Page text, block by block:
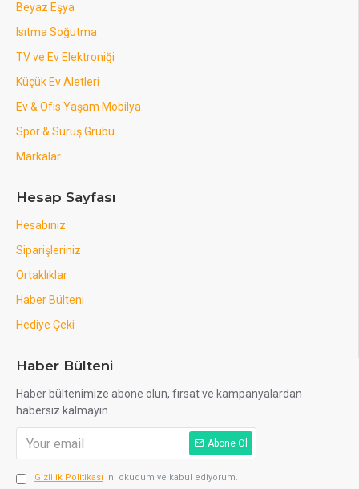
Beyaz Eşya
Isıtma Soğutma
TV ve Ev Elektroniği
Küçük Ev Aletleri
Ev & Ofis Yaşam Mobilya
Spor & Sürüş Grubu
Markalar
Hesap Sayfası
Hesabınız
Siparişleriniz
Ortaklıklar
Haber Bülteni
Hediye Çeki
Haber Bülteni
Haber bültenimize abone olun, fırsat ve kampanyalardan
habersiz kalmayın...
Abone Ol
Gizlilik Politikası 'ni okudum ve kabul ediyorum.